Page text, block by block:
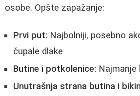
osobe. Opšte zapažanje:
Prvi put: Najbolniji, posebno
čupale dlake
Butine i potkolenice: Najmanje
Unutrašnja strana butina i